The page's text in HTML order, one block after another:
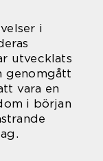
i
utvecklats
genomgått
vara en
i början